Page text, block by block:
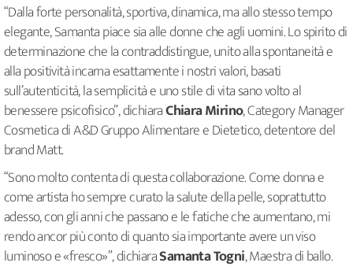
“Dalla forte personalità, sportiva, dinamica, ma allo stesso tempo
elegante, Samanta piace sia alle donne che agli uomini. Lo spirito di
determinazione che la contraddistingue, unito alla spontaneità e
alla positività incarna esattamente i nostri valori, basati
sull’autenticità, la semplicità e uno stile di vita sano volto al
benessere psicofisico”, dichiaraChiara Mirino, Category Manager
Cosmetica di A&D Gruppo Alimentare e Dietetico, detentore del
brand Matt.
“Sono molto contenta di questa collaborazione. Come donna e
come artista ho sempre curato la salute della pelle, soprattutto
adesso, con gli anni che passano e le fatiche che aumentano, mi
rendo ancor più conto di quanto sia importante avere un viso
luminoso e «fresco»”, dichiaraSamanta Togni, Maestra di ballo.